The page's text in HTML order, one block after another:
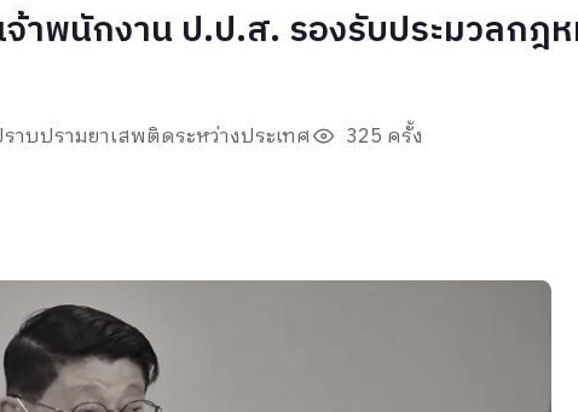
าพนักงาน ป.ป.ส. รองรับประมวลกฎ
บปรามยาเสพติดระหว่างประเทศ
325 ครั้ง